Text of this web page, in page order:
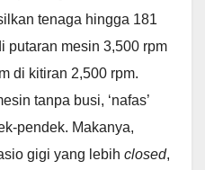
tenaga hingga 181
putaran mesin 3,500 rpm
di kitiran 2,500 rpm.
tanpa busi, ‘nafas’
pendek. Makanya,
gigi yang lebih closed,